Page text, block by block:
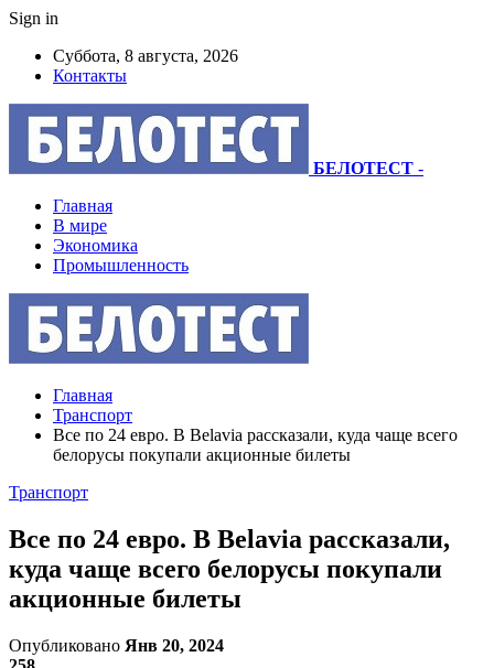
Sign in
Суббота, 8 августа, 2026
Контакты
БЕЛОТЕСТ -
Главная
В мире
Экономика
Промышленность
Главная
Транспорт
Все по 24 евро. В Belavia рассказали, куда чаще всего
белорусы покупали акционные билеты
Транспорт
Все по 24 евро. В Belavia рассказали,
куда чаще всего белорусы покупали
акционные билеты
Опубликовано Янв 20, 2024